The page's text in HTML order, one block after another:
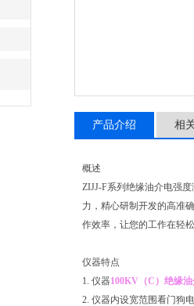
产品介绍 相
概述
ZIJJ-F系列绝缘油介电强
力，精心研制开发的高准
作效率，让您的工作在轻
仪器特点
1. 仪器100KV（C）绝缘
2. 仪器内设宽范围看门狗